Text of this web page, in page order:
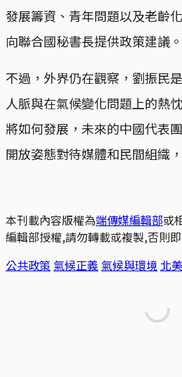
發展籌資、青年問題以及老齡
向聯合國秘書長提供政策建議。
不過，外界仍在觀察，劉振民
人脈與在氣候變化問題上的熱
將如何發展，未來的中國代表
開放姿態對待媒體和民間組織
本刊載內容版權為端傳媒編輯部或
編輯部授權,請勿轉載或複製,否則
公共政策 氣候正義 氣候與環境 北美